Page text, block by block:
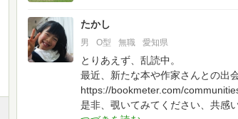
たかし
男 O型 無職 愛知県
とりあえず、乱読中。
最近、新たな本や作家さんとの出
https://bookmeter.com/
是非、覗いてみてください、共感